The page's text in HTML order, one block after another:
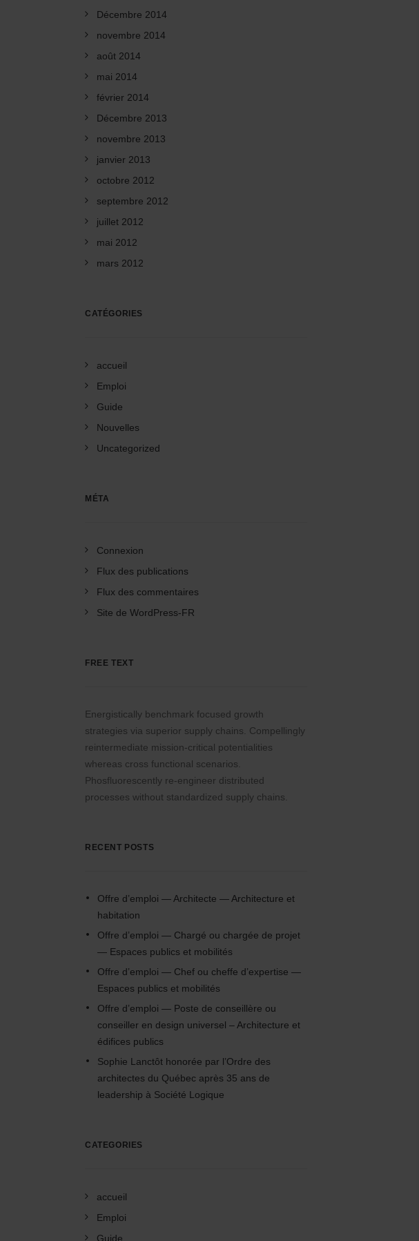
Décembre 2014
novembre 2014
août 2014
mai 2014
février 2014
Décembre 2013
novembre 2013
janvier 2013
octobre 2012
septembre 2012
juillet 2012
mai 2012
mars 2012
CATÉGORIES
accueil
Emploi
Guide
Nouvelles
Uncategorized
MÉTA
Connexion
Flux des publications
Flux des commentaires
Site de WordPress-FR
FREE TEXT
Energistically benchmark focused growth
strategies via superior supply chains. Compellingly
reintermediate mission-critical potentialities
whereas cross functional scenarios.
Phosfluorescently re-engineer distributed
processes without standardized supply chains.
RECENT POSTS
Offre d’emploi — Architecte — Architecture et
habitation
Offre d’emploi — Chargé ou chargée de projet
— Espaces publics et mobilités
Offre d’emploi — Chef ou cheffe d’expertise —
Espaces publics et mobilités
Offre d’emploi — Poste de conseillère ou
conseiller en design universel – Architecture et
édifices publics
Sophie Lanctôt honorée par l’Ordre des
architectes du Québec après 35 ans de
leadership à Société Logique
CATEGORIES
accueil
Emploi
Guide